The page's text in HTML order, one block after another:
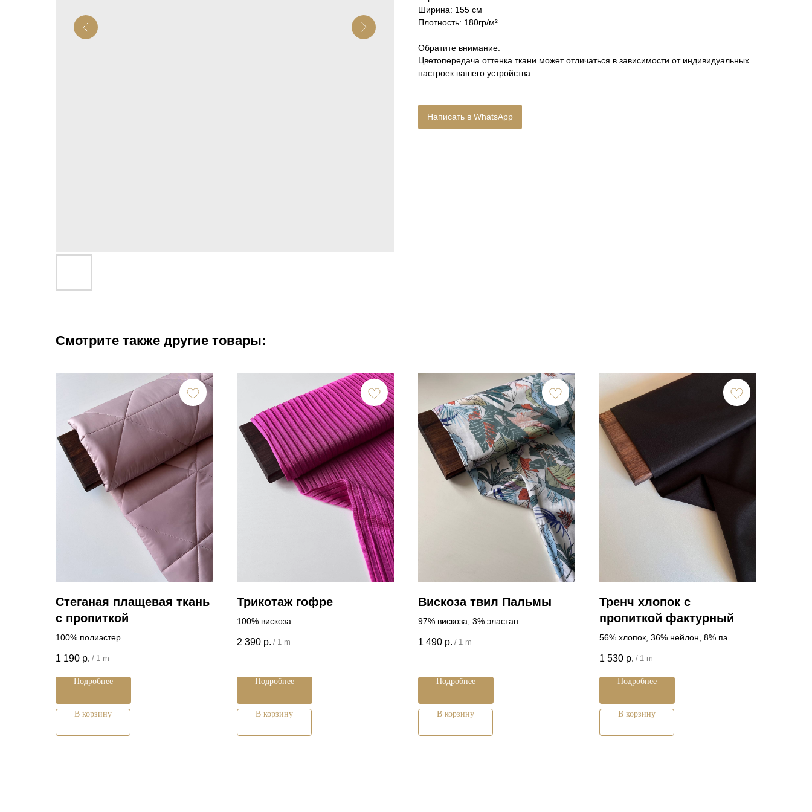
Ширина: 155 см
Плотность: 180гр/м²
Обратите внимание:
Цветопередача оттенка ткани может отличаться в зависимости от индивидуальных
настроек вашего устройства
Написать в WhatsApp
Смотрите также другие товары:
Стеганая плащевая ткань
с пропиткой
100% полиэстер
1 190 р. / 1 m
Подробнее
В корзину
Трикотаж гофре
100% вискоза
2 390 р. / 1 m
Подробнее
В корзину
Вискоза твил Пальмы
97% вискоза, 3% эластан
1 490 р. / 1 m
Подробнее
В корзину
Тренч хлопок с
пропиткой фактурный
56% хлопок, 36% нейлон, 8% пэ
1 530 р. / 1 m
Подробнее
В корзину